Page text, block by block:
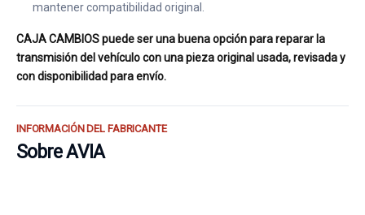
mantener compatibilidad original.
CAJA CAMBIOS puede ser una buena opción para reparar la
transmisión del vehículo con una pieza original usada, revisada y
con disponibilidad para envío.
INFORMACIÓN DEL FABRICANTE
Sobre AVIA